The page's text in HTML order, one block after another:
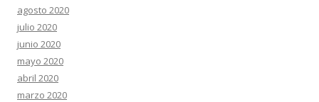
agosto 2020
julio 2020
junio 2020
mayo 2020
abril 2020
marzo 2020